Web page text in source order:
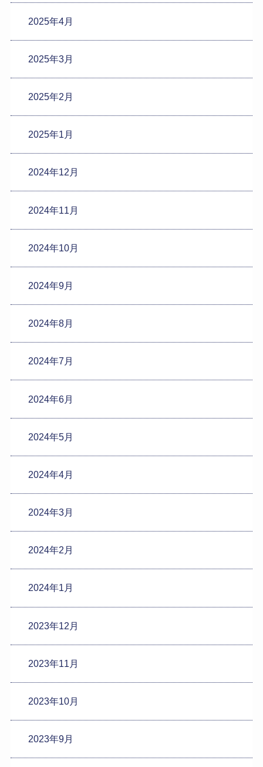
2025年4月
2025年3月
2025年2月
2025年1月
2024年12月
2024年11月
2024年10月
2024年9月
2024年8月
2024年7月
2024年6月
2024年5月
2024年4月
2024年3月
2024年2月
2024年1月
2023年12月
2023年11月
2023年10月
2023年9月